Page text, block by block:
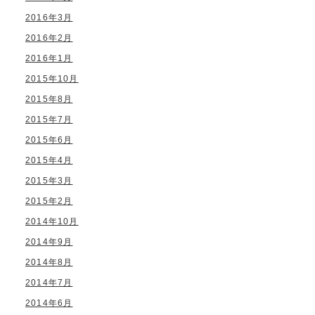
2016年3月
2016年2月
2016年1月
2015年10月
2015年8月
2015年7月
2015年6月
2015年4月
2015年3月
2015年2月
2014年10月
2014年9月
2014年8月
2014年7月
2014年6月